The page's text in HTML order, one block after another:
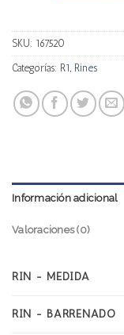
SKU: 167520
Categorías: R1, Rines
Información adicional
Valoraciones (0)
RIN - MEDIDA
RIN - BARRENADO